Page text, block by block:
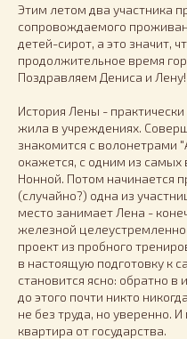
Этим летом два участника
сопровождаемого
детей-сирот, а это значит,
продолжительное время
Поздравляем Дениса и Лену!
История Лены -
жила в учреждениях.
знакомится с волонетрами
окажется, с одним из
Нонной. Потом начинается
(случайно?) одна из
место занимает Лена -
железной
проект из пробного
в настоящую подготовку к
становится ясно: обратно в
до этого почти никто
не без труда, но уверенно.
квартира от государства.